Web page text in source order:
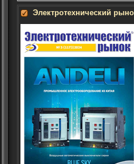
Электротехнический